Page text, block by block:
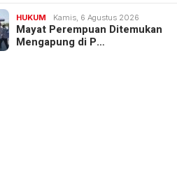
HUKUM Kamis, 6 Agustus 2026
Mayat Perempuan Ditemukan
Mengapung di P…